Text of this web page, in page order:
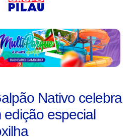
Nativo celebra
especial